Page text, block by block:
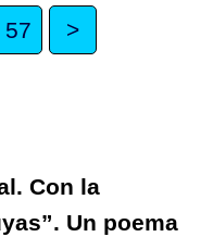
57 >
Con la
Un poema